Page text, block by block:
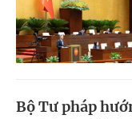
Bộ Tư pháp